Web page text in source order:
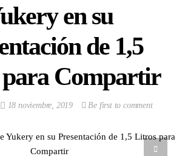
en su
de 1,5
Compartir
18 noviembre, 2019 Be first to comment